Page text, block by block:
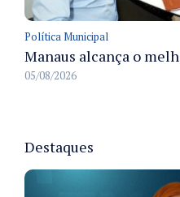
Política Municipal
05/08/2026
Destaques